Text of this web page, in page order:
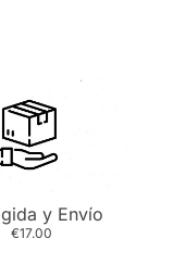
y Envío
€17.00